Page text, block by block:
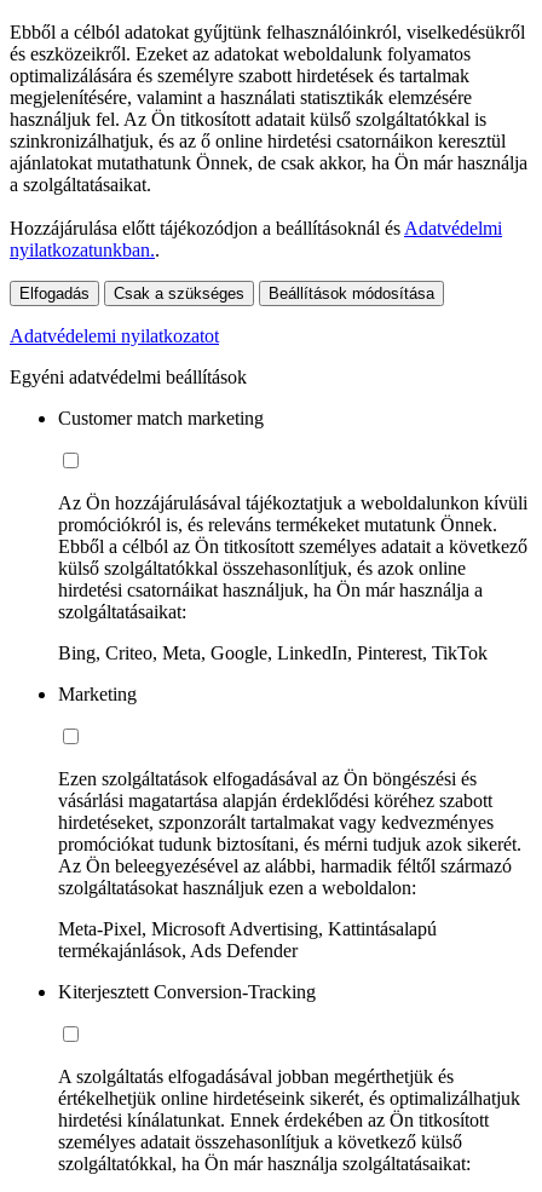
Ebből a célból adatokat gyűjtünk felhasználóinkról, viselkedésükről
és eszközeikről. Ezeket az adatokat weboldalunk folyamatos
optimalizálására és személyre szabott hirdetések és tartalmak
megjelenítésére, valamint a használati statisztikák elemzésére
használjuk fel. Az Ön titkosított adatait külső szolgáltatókkal is
szinkronizálhatjuk, és az ő online hirdetési csatornáikon keresztül
ajánlatokat mutathatunk Önnek, de csak akkor, ha Ön már használja
a szolgáltatásaikat.
Hozzájárulása előtt tájékozódjon a beállításoknál és Adatvédelmi
nyilatkozatunkban..
Elfogadás Csak a szükséges Beállítások módosítása
Adatvédelemi nyilatkozatot
Egyéni adatvédelmi beállítások
Customer match marketing
Az Ön hozzájárulásával tájékoztatjuk a weboldalunkon kívüli
promóciókról is, és releváns termékeket mutatunk Önnek.
Ebből a célból az Ön titkosított személyes adatait a következő
külső szolgáltatókkal összehasonlítjuk, és azok online
hirdetési csatornáikat használjuk, ha Ön már használja a
szolgáltatásaikat:
Bing, Criteo, Meta, Google, LinkedIn, Pinterest, TikTok
Marketing
Ezen szolgáltatások elfogadásával az Ön böngészési és
vásárlási magatartása alapján érdeklődési köréhez szabott
hirdetéseket, szponzorált tartalmakat vagy kedvezményes
promóciókat tudunk biztosítani, és mérni tudjuk azok sikerét.
Az Ön beleegyezésével az alábbi, harmadik féltől származó
szolgáltatásokat használjuk ezen a weboldalon:
Meta-Pixel, Microsoft Advertising, Kattintásalapú
termékajánlások, Ads Defender
Kiterjesztett Conversion-Tracking
A szolgáltatás elfogadásával jobban megérthetjük és
értékelhetjük online hirdetéseink sikerét, és optimalizálhatjuk
hirdetési kínálatunkat. Ennek érdekében az Ön titkosított
személyes adatait összehasonlítjuk a következő külső
szolgáltatókkal, ha Ön már használja szolgáltatásaikat: